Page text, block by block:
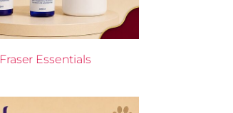
Fraser Essentials